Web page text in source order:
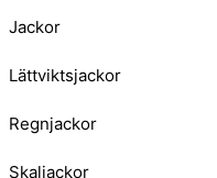
Jackor
Lättviktsjackor
Regnjackor
Skaljackor